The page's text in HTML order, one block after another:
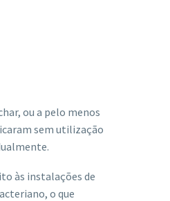
ou a pelo menos
sem utilização
às instalações de
o que